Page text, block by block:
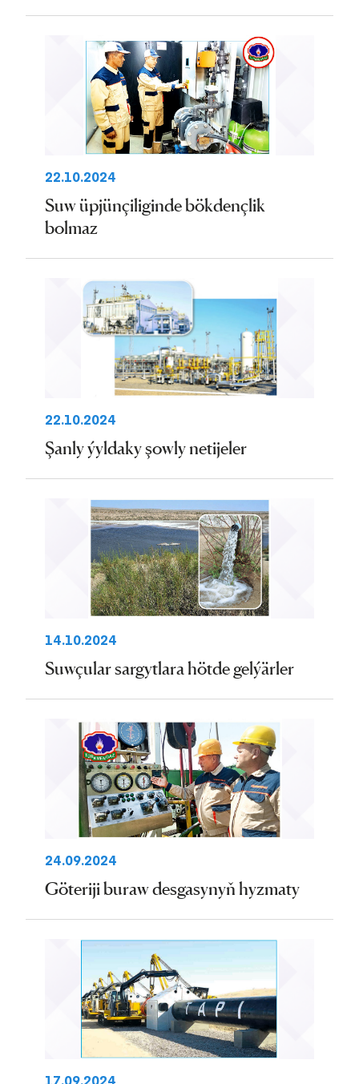
22.10.2024
Suw üpjünçiliginde bökdençlik
bolmaz
22.10.2024
Şanly ýyldaky şowly netijeler
14.10.2024
Suwçular sargytlara hötde gelýärler
24.09.2024
Göteriji buraw desgasynyň hyzmaty